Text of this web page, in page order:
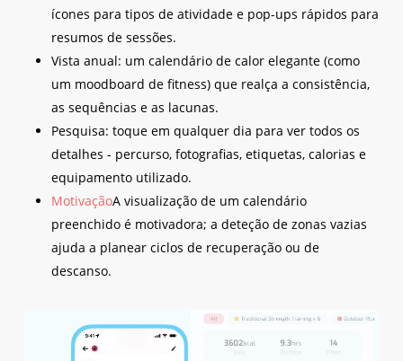
ícones para tipos de atividade e pop-ups rápidos para
resumos de sessões.
Vista anual: um calendário de calor elegante (como
um moodboard de fitness) que realça a consistência,
as sequências e as lacunas.
Pesquisa: toque em qualquer dia para ver todos os
detalhes - percurso, fotografias, etiquetas, calorias e
equipamento utilizado.
MotivaçãoA visualização de um calendário
preenchido é motivadora; a deteção de zonas vazias
ajuda a planear ciclos de recuperação ou de
descanso.